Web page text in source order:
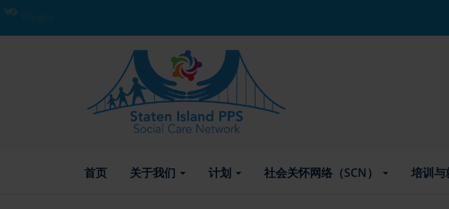
首页 关于我们 计划 社会关怀网络（SCN） 培训与